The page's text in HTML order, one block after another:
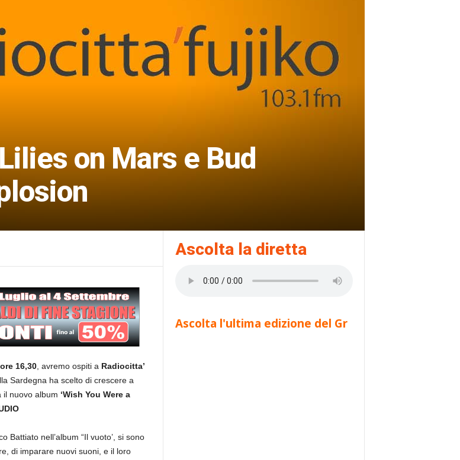
on Mars e Bud
16,30, avremo ospiti a Radiocitta’
Sardegna ha scelto di crescere a
il nuovo album ‘Wish You Were a
Battiato nell’album “Il vuoto’, si sono
di imparare nuovi suoni, e il loro
Ascolta la diretta
Ascolta l'ultima edizione del Gr